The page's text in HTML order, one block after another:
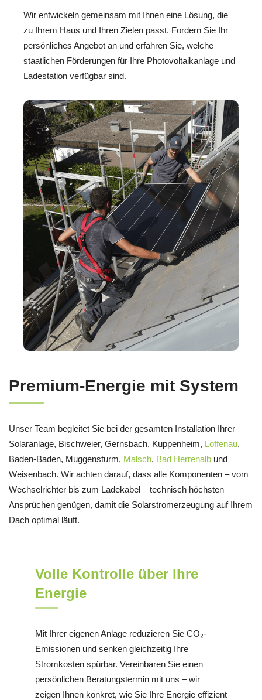
Wir entwickeln gemeinsam mit Ihnen eine Lösung, die
zu Ihrem Haus und Ihren Zielen passt. Fordern Sie Ihr
persönliches Angebot an und erfahren Sie, welche
staatlichen Förderungen für Ihre Photovoltaikanlage und
Ladestation verfügbar sind.
Premium-Energie mit System
Unser Team begleitet Sie bei der gesamten Installation Ihrer
Solaranlage, Bischweier, Gernsbach, Kuppenheim, Loffenau,
Baden-Baden, Muggensturm, Malsch, Bad Herrenalb und
Weisenbach. Wir achten darauf, dass alle Komponenten – vom
Wechselrichter bis zum Ladekabel – technisch höchsten
Ansprüchen genügen, damit die Solarstromerzeugung auf Ihrem
Dach optimal läuft.
Volle Kontrolle über Ihre
Energie
Mit Ihrer eigenen Anlage reduzieren Sie CO₂-
Emissionen und senken gleichzeitig Ihre
Stromkosten spürbar. Vereinbaren Sie einen
persönlichen Beratungstermin mit uns – wir
zeigen Ihnen konkret, wie Sie Ihre Energie effizient